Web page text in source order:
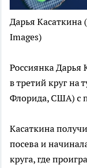
Дарья Касаткина
Images)
Россиянка Дарья
в третий круг на
Флорида, США) с
Касаткина
посева и
круга, где